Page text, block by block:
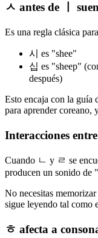
ㅅ antes de ㅣ
Es una regla clásica
시 es "shee"
십 es "sheep"
después)
Esto encaja con la guía
para aprender coreano,
Interacciones
Cuando ㄴ y ㄹ se
producen un sonido de
No necesitas
sigue leyendo tal como
ㅎ afecta a